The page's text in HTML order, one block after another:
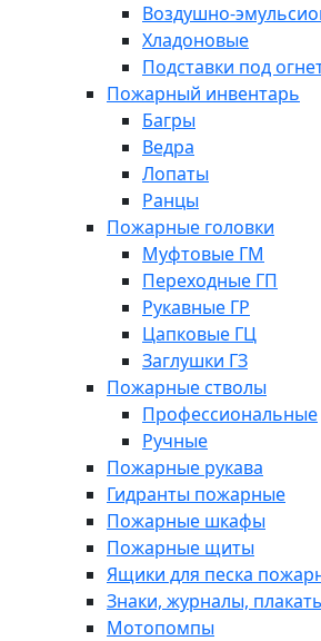
Воздушно-
Хладоновые
Подставки под
Пожарный инвентарь
Багры
Ведра
Лопаты
Ранцы
Пожарные головки
Муфтовые ГМ
Переходные ГП
Рукавные ГР
Цапковые ГЦ
Заглушки ГЗ
Пожарные стволы
Профессиональные
Ручные
Пожарные рукава
Гидранты пожарные
Пожарные шкафы
Пожарные щиты
Ящики для песка
Знаки, журналы,
Мотопомпы